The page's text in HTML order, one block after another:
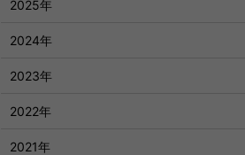
2025年
2024年
2023年
2022年
2021年